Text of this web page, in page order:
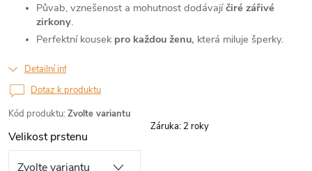
Kód produktu: Zvolte variantu
Půvab, vznešenost a mohutnost dodávajíčiré zářivé
zirkony.
Perfektní kousek pro každou ženu, která miluje šperky.
Detailní informace
Velikost prstenu
Dotaz k produktu
Záruka: 2 roky